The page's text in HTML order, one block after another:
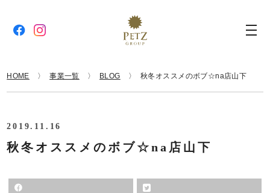
HOME 事業一覧 BLOG 秋冬オススメのボブ☆na店山下
2019.11.16
秋冬オススメのボブ☆na店山下